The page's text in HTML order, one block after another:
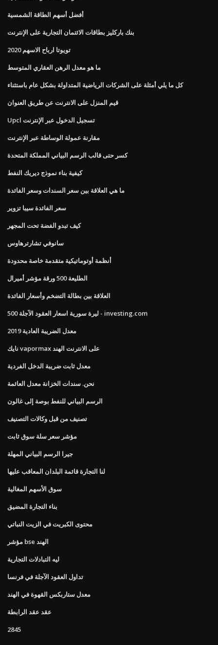
أفضل أسهم الطاقة الشمسية
بنك باركليز بطاقات الائتمان التجارية على الإنترنت
تويوتا ارباح الاسهم 2020
ما هو معدل الرهن العقاري المتوسط
كل ما يلي أمثلة على الشركات الرياضية المتداولة بشكل عام باستثناء
قيم المنزل على الانترنت عن طريق العنوان
Upcl تسجيل الدخول عبر الإنترنت
مقارنة عمولة الوساطة عبر الإنترنت
كسر حتى قالب الرسم البياني المملكة المتحدة
كيفية بناء نموذج ديريك النفط
ما هي العلاقة بين سعر السندات وسعر الفائدة
سعر الفائدة سيبا تزوير
كيف تبدو الفضة تحت المجهر
سانوفي تشارترهاوس
أنظمة أوتوماتيكية متقدمة خاصة محدودة
الطليعة 500 ورقة مؤشر أميرال
العلاقة بين بطالة التضخم وأسعار الفائدة
500 ليرة سورية اسعار العقود الآجلة - investing.com
معدل الضريبة العادية 2019
نايك vapormax على الانترنت الهند
معدل ثابت ضريبة الدخل الفردية
نحن. سندات الخزانة معدل العائمة
الرسم البياني للنفط بوصة إلى غالون
تصنيف من قبل وكالات التصنيف
مؤشر سعر سلة سوق ثابت
جيرا الرسم البياني المهلة
لنا التجارة قائمة البلدان المعاقب عليها
سوق الأسهم المغالية
بناء التجارة المضيق
محتوى الكبريت في الزيت النباتي
مؤشر bse الهند
ليه التبادلات التجارية
تداول العقود الآجلة في فرنسا
معدل ستاربكس القهوة في الهند
عقد عقد الرابطة
2845